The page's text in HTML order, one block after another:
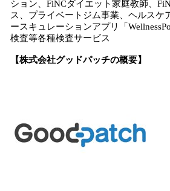
ション、FiNCダイエット家庭教師、
ス、プライベートジム事業、​ヘルスケ
ースキュレーションアプリ「
検査等各種検査サービス
【株式会社グッドパッチの概要】